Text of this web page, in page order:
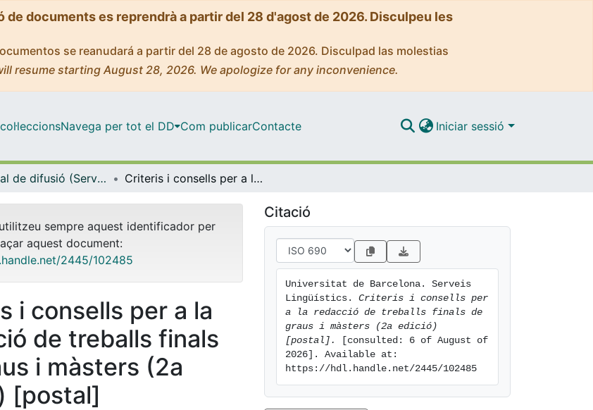
documents es reprendrà a partir del 28 d'agost de 2026. Disculpeu les
se reanudará a partir del 28 de agosto de 2026. Disculpad las molestias
resume starting August 28, 2026. We apologize for any inconvenience.
Navega per tot el DD Com publicarContacte Iniciar sessió
Material de difusió (Serveis Lingüístics) Criteris i consells per a la redacció de treballs finals de graus i màsters (2a edició) [postal]
sempre aquest identificador per
aquest document:
2445/102485
i consells per a la
de treballs finals
i màsters (2a
[postal]
Citació
Universitat de Barcelona. Serveis
Lingüístics. Criteris i consells per
a la redacció de treballs finals de
graus i màsters (2a edició)
[postal].
[consulted: 6 of August of
2026]. Available at:
https://hdl.handle.net/2445/102485